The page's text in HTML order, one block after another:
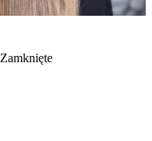
Zamknięte